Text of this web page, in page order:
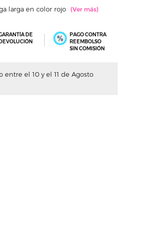
larga en color rojo
DE
PAGO CONTRA
REEMBOLSO
SIN COMISIÓN
entre el 10 y el 11 de Agosto